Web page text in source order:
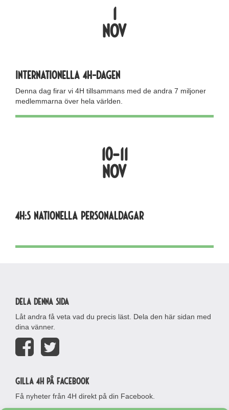
1
nov
internationella 4h-dagen
Denna dag firar vi 4H tillsammans med de andra 7 miljoner
medlemmarna över hela världen.
10-11
nov
4h:s nationella personaldagar
Dela denna sida
Låt andra få veta vad du precis läst. Dela den här sidan med
dina vänner.
Gilla 4H på Facebook
Få nyheter från 4H direkt på din Facebook.